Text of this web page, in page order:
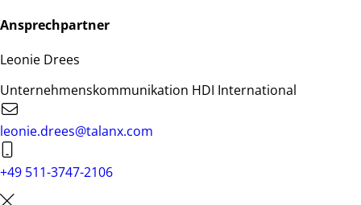
Ansprechpartner
Leonie Drees
Unternehmenskommunikation HDI International
leonie.drees@talanx.com
+49 511-3747-2106